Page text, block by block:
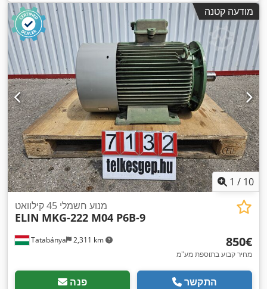
מודעה קטנה
1 / 10
Tatabánya 2,311 km
מנוע חשמלי 45 קילוואט
ELIN MKG-222 M04 P6B-9
‏850 ‏€
מחיר קבוע בתוספת מע"מ
פנה התקשר